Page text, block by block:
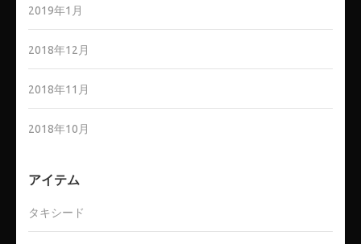
2019年1月
2018年12月
2018年11月
2018年10月
アイテム
タキシード